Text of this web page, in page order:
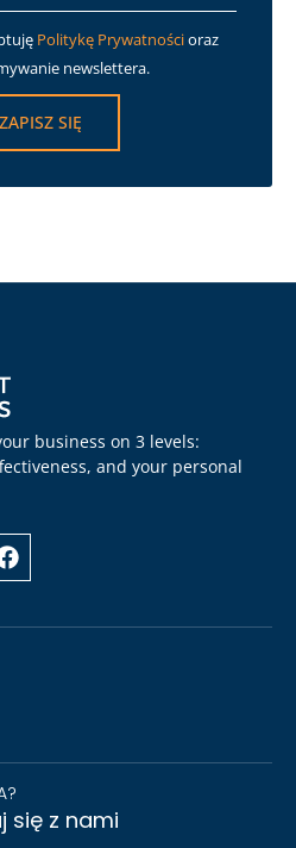
Politykę Prywatnościoraz
newslettera.
SIĘ
business on 3 levels:
and your personal
się z nami